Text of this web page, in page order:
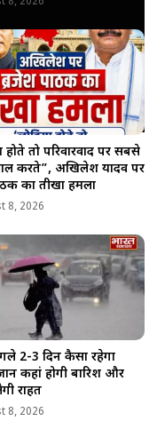
होते तो परिवारवाद पर सबसे
करते”, अखिलेश यादव पर
का तीखा हमला
8, 2026
2-3 दिन कैसा रहेगा
कहां होगी बारिश और
राहत
8, 2026